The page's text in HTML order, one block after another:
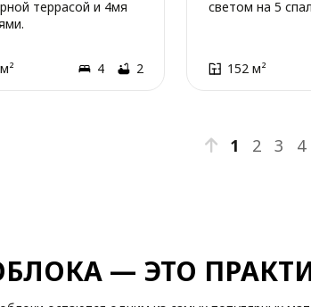
террасой и 4мя
4 2
светом на 5
152 м²
1 2 3 4
— ЭТО